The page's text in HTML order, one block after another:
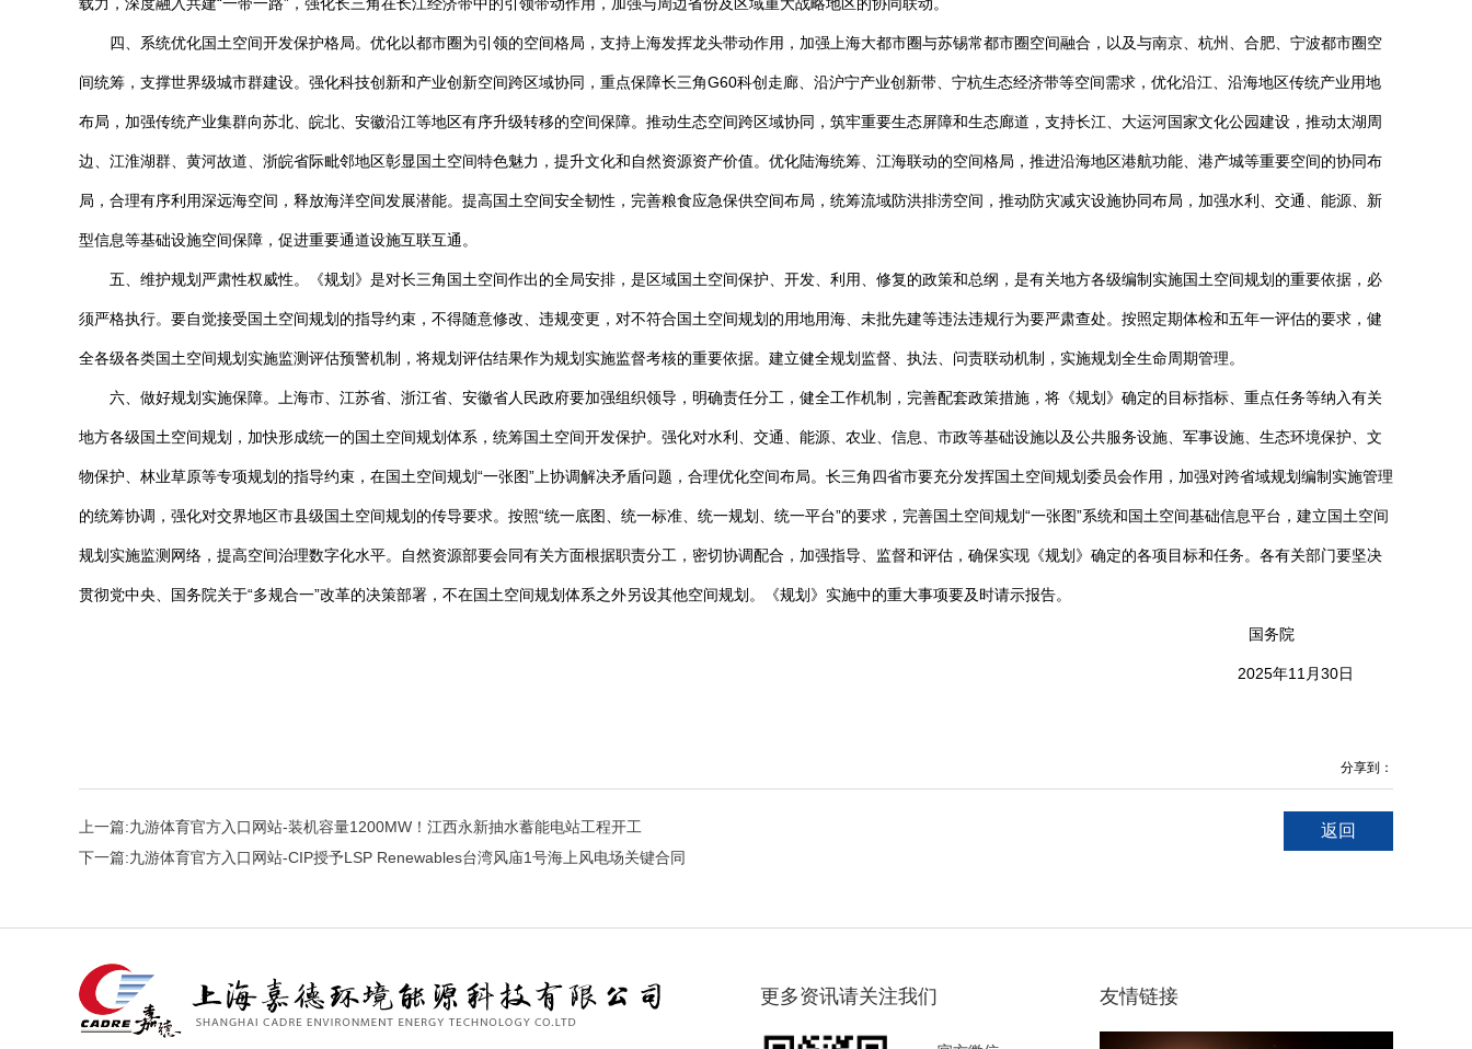
四、系统优化国土空间开发保护格局。优化以都市圈为引领的空间格局，支持上海发挥龙头带动作用，加强上海大都市圈与苏锡常都市圈空间融合，以及与南京、杭州、合肥、宁波都市圈空
间统筹，支撑世界级城市群建设。强化科技创新和产业创新空间跨区域协同，重点保障长三角G60科创走廊、沿沪宁产业创新带、宁杭生态经济带等空间需求，优化沿江、沿海地区传统产业用地
布局，加强传统产业集群向苏北、皖北、安徽沿江等地区有序升级转移的空间保障。推动生态空间跨区域协同，筑牢重要生态屏障和生态廊道，支持长江、大运河国家文化公园建设，推动太湖周
边、江淮湖群、黄河故道、浙皖省际毗邻地区彰显国土空间特色魅力，提升文化和自然资源资产价值。优化陆海统筹、江海联动的空间格局，推进沿海地区港航功能、港产城等重要空间的协同布
局，合理有序利用深远海空间，释放海洋空间发展潜能。提高国土空间安全韧性，完善粮食应急保供空间布局，统筹流域防洪排涝空间，推动防灾减灾设施协同布局，加强水利、交通、能源、新
型信息等基础设施空间保障，促进重要通道设施互联互通。
五、维护规划严肃性权威性。《规划》是对长三角国土空间作出的全局安排，是区域国土空间保护、开发、利用、修复的政策和总纲，是有关地方各级编制实施国土空间规划的重要依据，必
须严格执行。要自觉接受国土空间规划的指导约束，不得随意修改、违规变更，对不符合国土空间规划的用地用海、未批先建等违法违规行为要严肃查处。按照定期体检和五年一评估的要求，健
全各级各类国土空间规划实施监测评估预警机制，将规划评估结果作为规划实施监督考核的重要依据。建立健全规划监督、执法、问责联动机制，实施规划全生命周期管理。
六、做好规划实施保障。上海市、江苏省、浙江省、安徽省人民政府要加强组织领导，明确责任分工，健全工作机制，完善配套政策措施，将《规划》确定的目标指标、重点任务等纳入有关
地方各级国土空间规划，加快形成统一的国土空间规划体系，统筹国土空间开发保护。强化对水利、交通、能源、农业、信息、市政等基础设施以及公共服务设施、军事设施、生态环境保护、文
物保护、林业草原等专项规划的指导约束，在国土空间规划“一张图”上协调解决矛盾问题，合理优化空间布局。长三角四省市要充分发挥国土空间规划委员会作用，加强对跨省域规划编制实施管理
的统筹协调，强化对交界地区市县级国土空间规划的传导要求。按照“统一底图、统一标准、统一规划、统一平台”的要求，完善国土空间规划“一张图”系统和国土空间基础信息平台，建立国土空间
规划实施监测网络，提高空间治理数字化水平。自然资源部要会同有关方面根据职责分工，密切协调配合，加强指导、监督和评估，确保实现《规划》确定的各项目标和任务。各有关部门要坚决
贯彻党中央、国务院关于“多规合一”改革的决策部署，不在国土空间规划体系之外另设其他空间规划。《规划》实施中的重大事项要及时请示报告。
国务院
2025年11月30日
分享到：
上一篇:九游体育官方入口网站-装机容量1200MW！江西永新抽水蓄能电站工程开工
下一篇:九游体育官方入口网站-CIP授予LSP Renewables台湾风庙1号海上风电场关键合同
返回
更多资讯请关注我们 友情链接